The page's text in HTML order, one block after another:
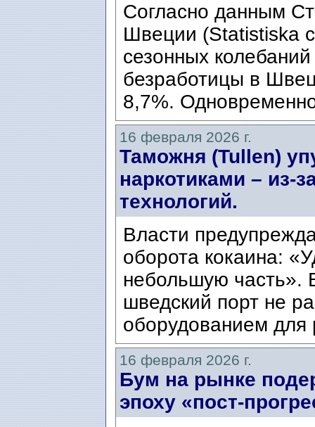
Согласно данным
Швеции (Statistiska
сезонных
безработицы в
8,7%.
16 февраля 2026 г.
Таможня (Tullen)
наркотиками – из-
технологий.
Власти
оборота кокаина:
небольшую часть».
шведский порт не
оборудованием для
16 февраля 2026 г.
Бум на рынке
эпоху «пост-